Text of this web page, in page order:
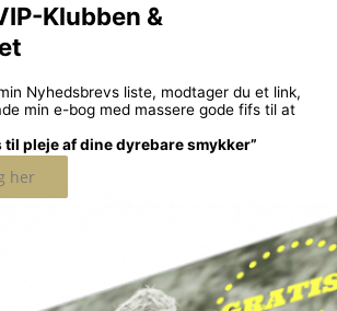
Klubben &
Nyhedsbrevs liste, modtager du et link,
min e-bog med massere gode fifs til at
til pleje af dine dyrebare smykker”
her